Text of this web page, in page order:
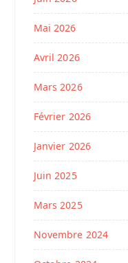
Mai 2026
Avril 2026
Mars 2026
Février 2026
Janvier 2026
Juin 2025
Mars 2025
Novembre 2024